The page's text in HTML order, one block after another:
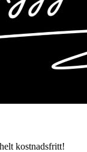
kostnadsfritt!